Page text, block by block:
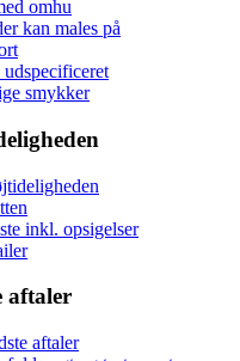
omhu
kan males på
udspecificeret
smykker
inkl. opsigelser
aftaler
aftaler